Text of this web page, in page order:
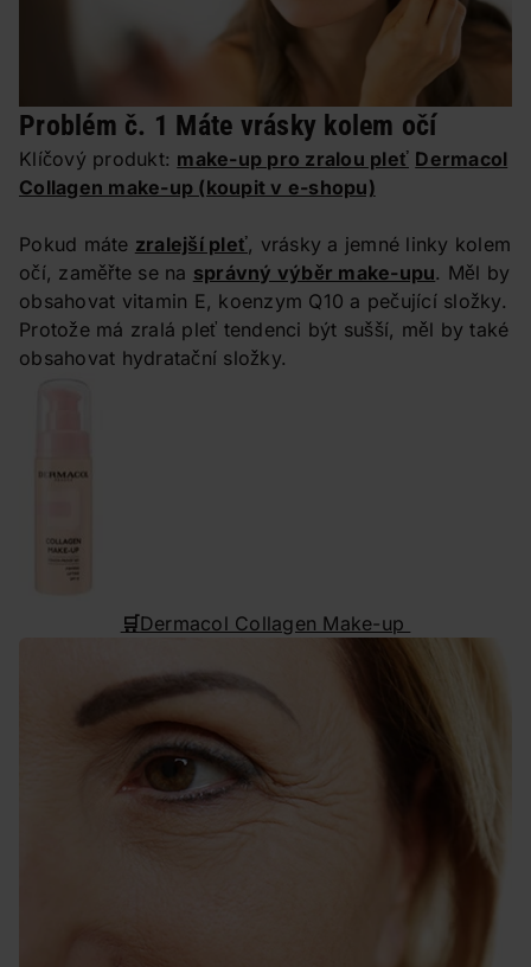
Problém č. 1 Máte vrásky kolem očí
Klíčový produkt: make-up pro zralou pleť Dermacol
Collagen make-up (koupit v e-shopu)
Pokud máte zralejší pleť, vrásky a jemné linky kolem
očí, zaměřte se na správný výběr make-upu. Měl by
obsahovat vitamin E, koenzym Q10 a pečující složky.
Protože má zralá pleť tendenci být sušší, měl by také
obsahovat hydratační složky.
🛒Dermacol Collagen Make-up